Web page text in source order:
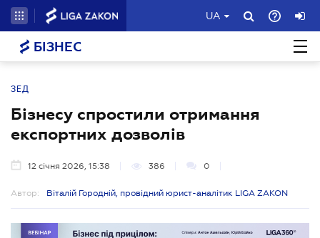
UA
БІЗНЕС
ЗЕД
Бізнесу спростили отримання
експортних дозволів
12 січня 2026, 15:38 386 0
Автор: Віталій Городній, провідний юрист-аналітик LIGA ZAKON